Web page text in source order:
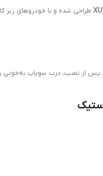
طراحی شده و با خودروهای زیر
پس از نصب، درب سوپاپ